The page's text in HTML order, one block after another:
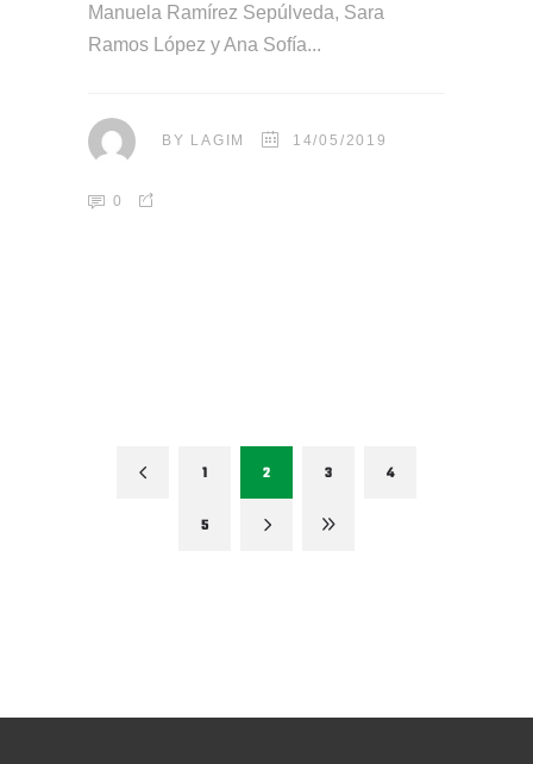
Manuela Ramírez Sepúlveda, Sara
Ramos López y Ana Sofía
BY LAGIM 14/05/2019
0
1 2 3 4
5